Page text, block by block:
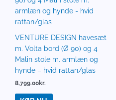
VENTURE DESIGN havesæt
m. Volta bord (Ø 90) og 4
Malin stole m. armlæn og
hynde – hvid rattan/glas
8,799.00kr.